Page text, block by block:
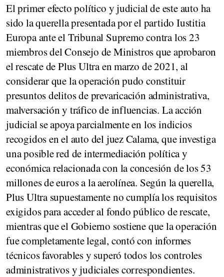
Elprimer efecto político y judicial de este auto ha
sido laquerellapresentada por el partido Iustitia
Europaante el Tribunal Supremocontralos 23
miembros delConsejo de Ministrosque aprobaron
el rescate de Plus Ultra en marzo de 2021, al
considerar que la operación pudo constituir
presuntos delitos de prevaricación administrativa,
malversación y tráfico de influencias. La acción
judicial se apoya parcialmente en los indicios
recogidos en el auto del juez Calama, que investiga
una posible red de intermediación política y
económica relacionada con la concesión de los 53
millones de euros a la aerolínea. Según la querella,
Plus Ultrasupuestamenteno cumplía los requisitos
exigidos para acceder al fondo público de rescate,
mientras que el Gobierno sostiene que la operación
fue completamente legal, contó con informes
técnicos favorables y superó todos los controles
administrativos y judiciales correspondientes.